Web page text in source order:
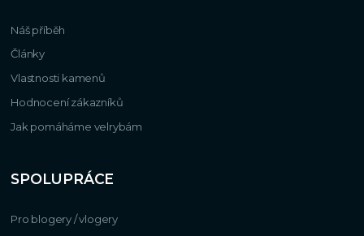
Náš příběh
Články
Vlastnosti kamenů
Hodnocení zákazníků
Jak pomáháme velrybám
SPOLUPRÁCE
Pro blogery / vlogery